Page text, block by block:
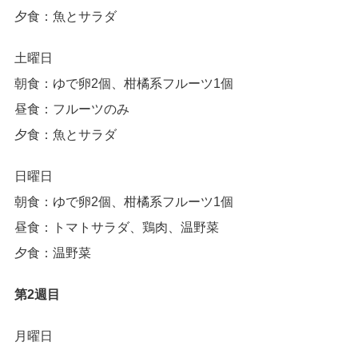
夕食：魚とサラダ
土曜日
朝食：ゆで卵2個、柑橘系フルーツ1個
昼食：フルーツのみ
夕食：魚とサラダ
日曜日
朝食：ゆで卵2個、柑橘系フルーツ1個
昼食：トマトサラダ、鶏肉、温野菜
夕食：温野菜
第2週目
月曜日